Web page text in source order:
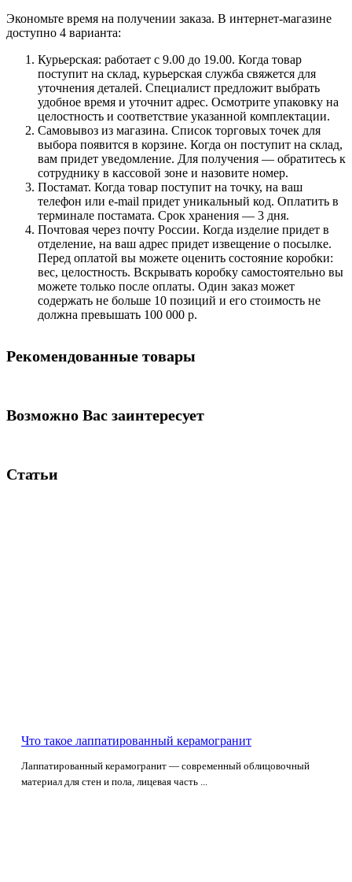
Экономьте время на получении заказа. В интернет-магазине
доступно 4 варианта:
Курьерская: работает с 9.00 до 19.00. Когда товар
поступит на склад, курьерская служба свяжется для
уточнения деталей. Специалист предложит выбрать
удобное время и уточнит адрес. Осмотрите упаковку на
целостность и соответствие указанной комплектации.
Самовывоз из магазина. Список торговых точек для
выбора появится в корзине. Когда он поступит на склад,
вам придет уведомление. Для получения — обратитесь к
сотруднику в кассовой зоне и назовите номер.
Постамат. Когда товар поступит на точку, на ваш
телефон или e-mail придет уникальный код. Оплатить в
терминале постамата. Срок хранения — 3 дня.
Почтовая через почту России. Когда изделие придет в
отделение, на ваш адрес придет извещение о посылке.
Перед оплатой вы можете оценить состояние коробки:
вес, целостность. Вскрывать коробку самостоятельно вы
можете только после оплаты. Один заказ может
содержать не больше 10 позиций и его стоимость не
должна превышать 100 000 р.
Рекомендованные товары
Возможно Вас заинтересует
Статьи
Что такое лаппатированный керамогранит
Лаппатированный керамогранит — современный облицовочный
материал для стен и пола, лицевая часть ...